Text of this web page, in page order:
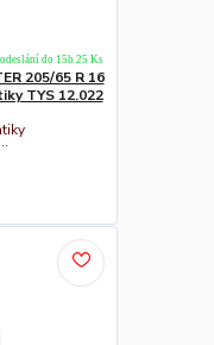
205/65 R 16
TYS 12.022
do 15h 25 Ks